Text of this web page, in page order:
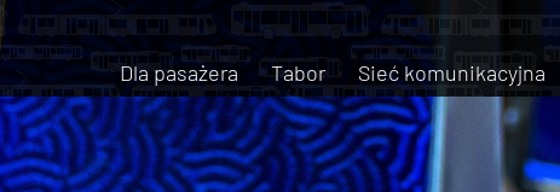
Dla pasażera Tabor Sieć komunikacyjna